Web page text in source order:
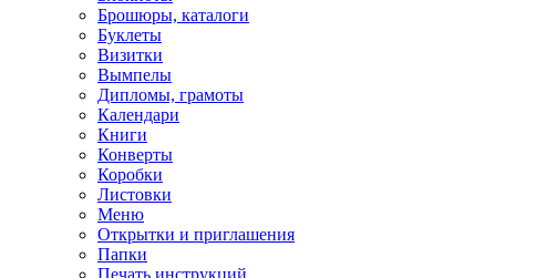
Брошюры, каталоги
Буклеты
Визитки
Вымпелы
Дипломы, грамоты
Календари
Книги
Конверты
Коробки
Листовки
Меню
Открытки и приглашения
Папки